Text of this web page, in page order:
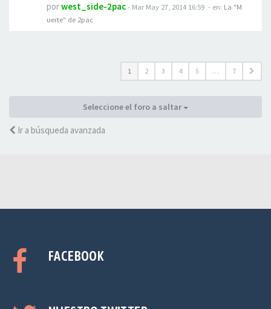
porwest_side-2pac- Mar May 27, 2014 16:59 - en: La "M
uerte" de 2pac
1 2 3 4 5 … 7
Seleccione el foro a saltar
Ir a búsqueda avanzada
FACEBOOK